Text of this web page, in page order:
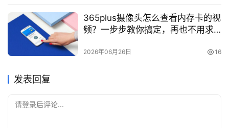
365plus摄像头怎么查看内存卡的视
频？一步步教你搞定，再也不用求
2026年06月26日 16
发表回复
请登录后评论...